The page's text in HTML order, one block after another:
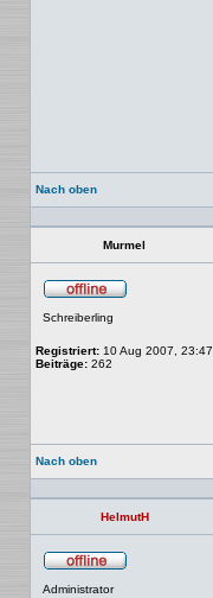
Nach oben
Murmel
Schreiberling
Registriert: 10 Aug 2007, 23:47
Beiträge: 262
Nach oben
HelmutH
Administrator